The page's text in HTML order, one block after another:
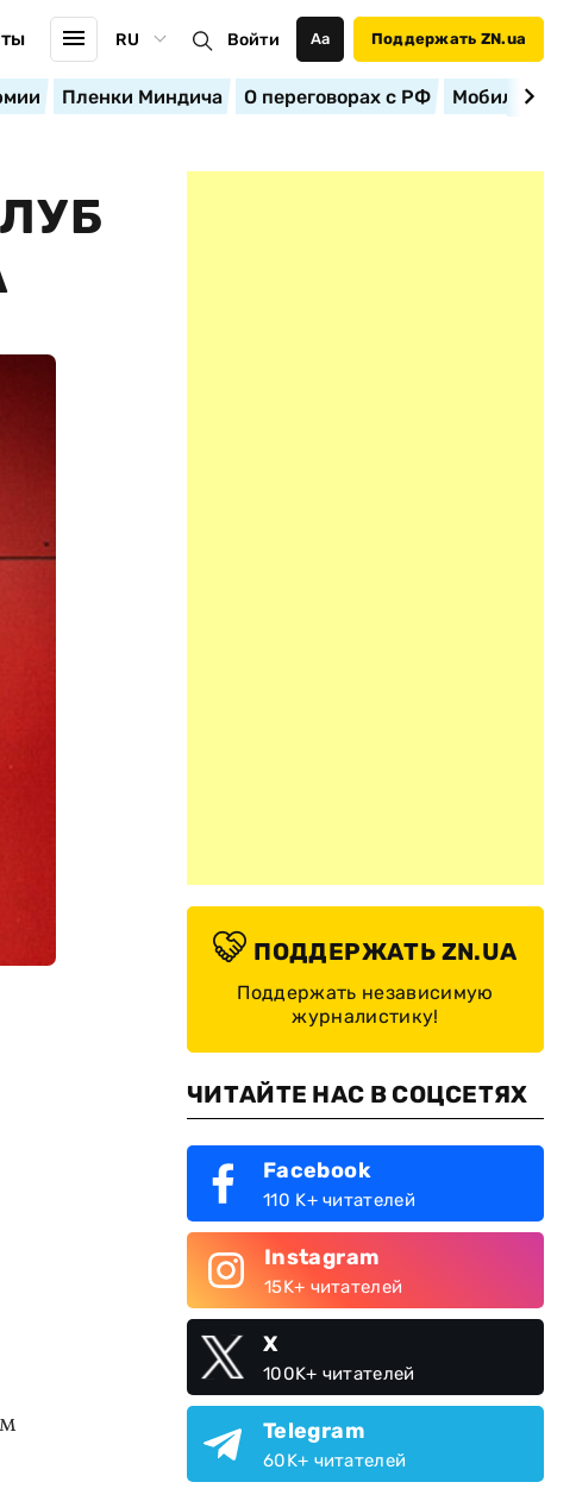
RU Войти Аа Поддержать ZN.ua
Пленки Миндича О переговорах с РФ
ПОДДЕРЖАТЬ ZN.UA
Поддержать независимую
журналистику!
ЧИТАЙТЕ НАС В СОЦСЕТЯХ
Facebook
110 K+ читателей
Instagram
15K+ читателей
X
100K+ читателей
Telegram
60K+ читателей